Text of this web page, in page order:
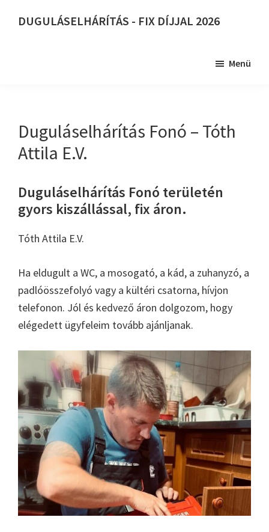
DUGULÁSELHÁRÍTÁS - FIX DÍJJAL 2026
Menü
Duguláselhárítás Fonó – Tóth
Attila E.V.
Duguláselhárítás Fonó területén
gyors kiszállással, fix áron.
Tóth Attila E.V.
Ha eldugult a WC, a mosogató, a kád, a zuhanyzó, a
padlóösszefolyó vagy a kültéri csatorna, hívjon
telefonon. Jól és kedvező áron dolgozom, hogy
elégedett ügyfeleim tovább ajánljanak.